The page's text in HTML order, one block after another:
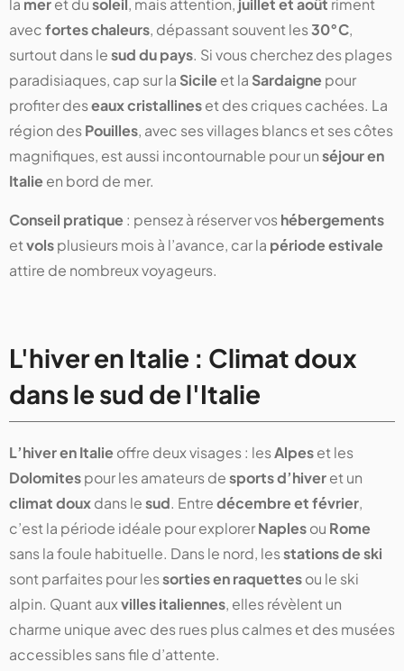
la meret dusoleil , mais attention, juillet et août riment
avecfortes chaleurs, dépassant souvent les30°C,
surtout dans lesud du pays. Si vous cherchez des plages
paradisiaques, cap sur la Sicileet la Sardaignepour
profiter deseaux cristallineset des criques cachées. La
région desPouilles, avec ses villages blancs et ses côtes
magnifiques, est aussi incontournable pour unséjour en
Italieen bord de mer.
Conseil pratique: pensez à réserver voshébergements
etvolsplusieurs mois à l’avance, car la période estivale
attire de nombreux voyageurs.
L'hiver en Italie : Climat doux
dans le sud de l'Italie
L’hiver en Italieoffre deux visages : lesAlpeset les
Dolomitespour les amateurs desports d’hiveret un
climat douxdans lesud. Entredécembre et février,
c’est la période idéale pour explorerNaplesou Rome
sans la foule habituelle. Dans le nord, lesstations de ski
sont parfaites pour lessorties en raquettesou le ski
alpin. Quant auxvilles italiennes, elles révèlent un
charme unique avec des rues plus calmes et des musées
accessibles sans file d’attente.